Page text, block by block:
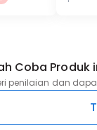
Coba Produk
penilaian dan